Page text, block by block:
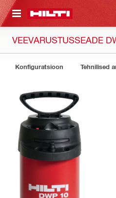
JUURDE
VEEVARUSTUSSEADE
Konfiguratsioon Tehnilised